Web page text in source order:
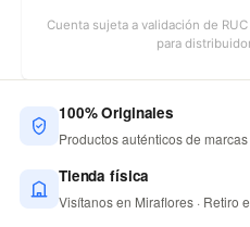
Cuenta sujeta a validación de
para
100% Originales
Productos auténticos de
Tienda física
Visítanos en Miraflores · Retiro